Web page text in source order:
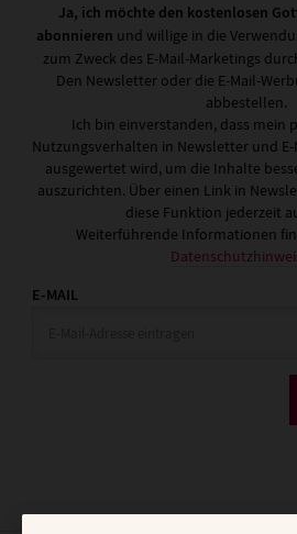
Ja, ich möchte den kostenlosen
abonnieren und willige in die
zum Zweck des E-Mail-Marketings
Den Newsletter oder die E-Mail-
abbestellen.
Ich bin einverstanden, dass mein
Nutzungsverhalten in Newsletter und
ausgewertet wird, um die Inhalte
auszurichten. Über einen Link in
diese Funktion jederzeit
Weiterführende Informationen
E-MAIL